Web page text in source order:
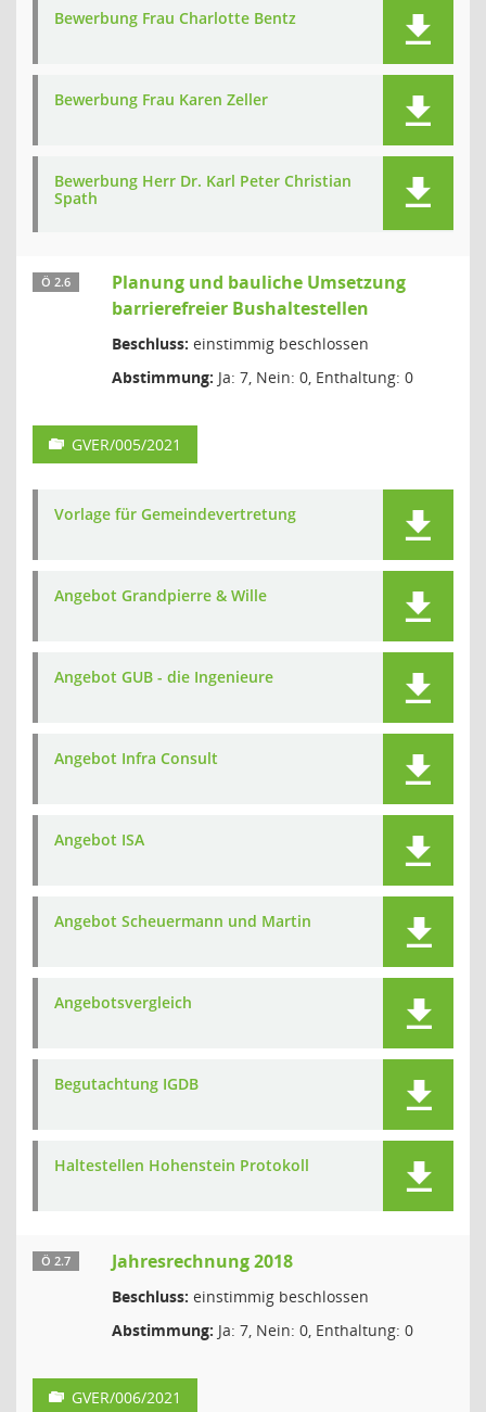
Bewerbung Frau Charlotte Bentz
Bewerbung Frau Karen Zeller
Bewerbung Herr Dr. Karl Peter Christian
Spath
Ö 2.6
Planung und bauliche Umsetzung
barrierefreier Bushaltestellen
Beschluss: einstimmig beschlossen
Abstimmung: Ja: 7, Nein: 0, Enthaltung: 0
GVER/005/2021
Vorlage für Gemeindevertretung
Angebot Grandpierre & Wille
Angebot GUB - die Ingenieure
Angebot Infra Consult
Angebot ISA
Angebot Scheuermann und Martin
Angebotsvergleich
Begutachtung IGDB
Haltestellen Hohenstein Protokoll
Ö 2.7 Jahresrechnung 2018
Beschluss: einstimmig beschlossen
Abstimmung: Ja: 7, Nein: 0, Enthaltung: 0
GVER/006/2021